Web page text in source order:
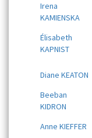
Irena
KAMIENSKA
Élisabeth
KAPNIST
Diane KEATON
Beeban
KIDRON
Anne KIEFFER